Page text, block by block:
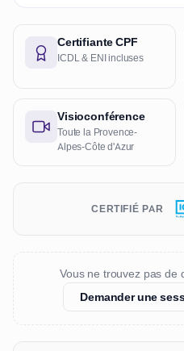
Certifiante CPF
ICDL & ENI incluses
Visioconférence
Toute la Provence-
Alpes-Côte d'Azur
CERTIFIÉ PAR
Vous ne trouvez pas de
Demander une